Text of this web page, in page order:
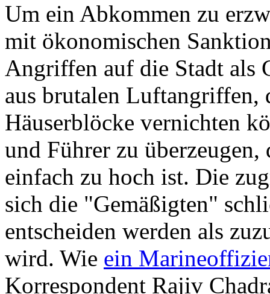
Um ein Abkommen zu
mit ökonomischen
Angriffen auf die Stadt als
aus brutalen Luftangriffen,
Häuserblöcke vernichten
und Führer zu überzeugen,
einfach zu hoch ist. Die
sich die "Gemäßigten"
entscheiden werden als
wird. Wie ein
Korrespondent Rajiv